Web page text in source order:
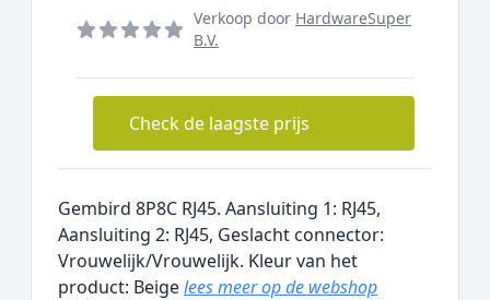
Verkoop door HardwareSuper
B.V.
Check de laagste prijs
Gembird 8P8C RJ45. Aansluiting 1: RJ45,
Aansluiting 2: RJ45, Geslacht connector:
Vrouwelijk/Vrouwelijk. Kleur van het
product: Beigelees meer op de webshop